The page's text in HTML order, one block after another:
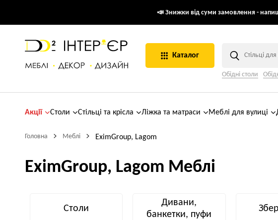
📣 Знижки від суми замовлення -
Каталог
Обідні столи
Акції Столи Стільці та крісла Ліжка та матраси Меблі для вулиці
Головна Меблі EximGroup, Lagom
EximGroup, Lagom Меблі
Столи
Дивани,
банкетки, пуфи